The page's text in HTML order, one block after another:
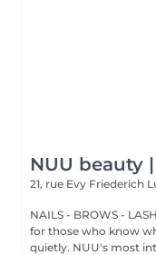
NUU beauty
21, rue Evy Friederich
NAILS - BROWS -
for those who know
quietly. NUU's most